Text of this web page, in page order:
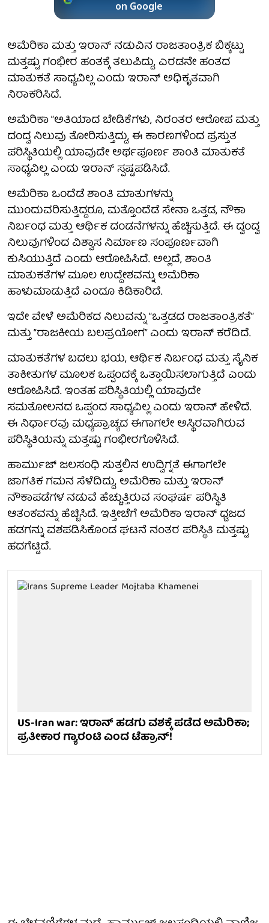
on Google
ಅಮೆರಿಕಾ ಮತ್ತು ಇರಾನ್ ನಡುವಿನ ರಾಜತಾಂತ್ರಿಕ ಬಿಕ್ಕಟ್ಟು
ಮತ್ತಷ್ಟು ಗಂಭೀರ ಹಂತಕ್ಕೆ ತಲುಪಿದ್ದು, ಎರಡನೇ ಹಂತದ
ಮಾತುಕತೆ ಸಾಧ್ಯವಿಲ್ಲ ಎಂದು ಇರಾನ್ ಅಧಿಕೃತವಾಗಿ
ನಿರಾಕರಿಸಿದೆ.
ಅಮೆರಿಕಾ “ಅತಿಯಾದ ಬೇಡಿಕೆಗಳು, ನಿರಂತರ ಆರೋಪ ಮತ್ತು
ದಂದ್ವ ನಿಲುವು ತೋರಿಸುತ್ತಿದ್ದು, ಈ ಕಾರಣಗಳಿಂದ ಪ್ರಸ್ತುತ
ಪರಿಸ್ಥಿತಿಯಲ್ಲಿ ಯಾವುದೇ ಅರ್ಥಪೂರ್ಣ ಶಾಂತಿ ಮಾತುಕತೆ
ಸಾಧ್ಯವಿಲ್ಲ ಎಂದು ಇರಾನ್ ಸ್ಪಷ್ಟಪಡಿಸಿದೆ.
ಅಮೆರಿಕಾ ಒಂದೆಡೆ ಶಾಂತಿ ಮಾತುಗಳನ್ನು
ಮುಂದುವರಿಸುತ್ತಿದ್ದರೂ, ಮತ್ತೊಂದೆಡೆ ಸೇನಾ ಒತ್ತಡ, ನೌಕಾ
ನಿರ್ಬಂಧ ಮತ್ತು ಆರ್ಥಿಕ ದಂಡನೆಗಳನ್ನು ಹೆಚ್ಚಿಸುತ್ತಿದೆ. ಈ ದ್ವಂದ್ವ
ನಿಲುವುಗಳಿಂದ ವಿಶ್ವಾಸ ನಿರ್ಮಾಣ ಸಂಪೂರ್ಣವಾಗಿ
ಕುಸಿಯುತ್ತಿದೆ ಎಂದು ಆರೋಪಿಸಿದೆ. ಅಲ್ಲದೆ, ಶಾಂತಿ
ಮಾತುಕತೆಗಳ ಮೂಲ ಉದ್ದೇಶವನ್ನು ಅಮೆರಿಕಾ
ಹಾಳುಮಾಡುತ್ತಿದೆ ಎಂದೂ ಕಿಡಿಕಾರಿದೆ.
ಇದೇ ವೇಳೆ ಅಮೆರಿಕದ ನಿಲುವನ್ನು “ಒತ್ತಡದ ರಾಜತಾಂತ್ರಿಕತೆ”
ಮತ್ತು “ರಾಜಕೀಯ ಬಲಪ್ರಯೋಗ” ಎಂದು ಇರಾನ್ ಕರೆದಿದೆ.
ಮಾತುಕತೆಗಳ ಬದಲು ಭಯ, ಆರ್ಥಿಕ ನಿರ್ಬಂಧ ಮತ್ತು ಸೈನಿಕ
ತಾಕೀತುಗಳ ಮೂಲಕ ಒಪ್ಪಂದಕ್ಕೆ ಒತ್ತಾಯಿಸಲಾಗುತ್ತಿದೆ ಎಂದು
ಆರೋಪಿಸಿದೆ. ಇಂತಹ ಪರಿಸ್ಥಿತಿಯಲ್ಲಿ ಯಾವುದೇ
ಸಮತೋಲನದ ಒಪ್ಪಂದ ಸಾಧ್ಯವಿಲ್ಲ ಎಂದು ಇರಾನ್ ಹೇಳಿದೆ.
ಈ ನಿರ್ಧಾರವು ಮಧ್ಯಪ್ರಾಚ್ಯದ ಈಗಾಗಲೇ ಅಸ್ಥಿರವಾಗಿರುವ
ಪರಿಸ್ಥಿತಿಯನ್ನು ಮತ್ತಷ್ಟು ಗಂಭೀರಗೊಳಿಸಿದೆ.
ಹಾರ್ಮುಜ್ ಜಲಸಂಧಿ ಸುತ್ತಲಿನ ಉದ್ವಿಗ್ನತೆ ಈಗಾಗಲೇ
ಜಾಗತಿಕ ಗಮನ ಸೆಳೆದಿದ್ದು, ಅಮೆರಿಕಾ ಮತ್ತು ಇರಾನ್
ನೌಕಾಪಡೆಗಳ ನಡುವೆ ಹೆಚ್ಚುತ್ತಿರುವ ಸಂಘರ್ಷ ಪರಿಸ್ಥಿತಿ
ಆತಂಕವನ್ನು ಹೆಚ್ಚಿಸಿದೆ. ಇತ್ತೀಚೆಗೆ ಅಮೆರಿಕಾ ಇರಾನ್ ಧ್ವಜದ
ಹಡಗನ್ನು ವಶಪಡಿಸಿಕೊಂಡ ಘಟನೆ ನಂತರ ಪರಿಸ್ಥಿತಿ ಮತ್ತಷ್ಟು
ಹದಗೆಟ್ಟಿದೆ.
US-Iran war: ಇರಾನ್ ಹಡಗು ವಶಕ್ಕೆ ಪಡೆದ ಅಮೆರಿಕಾ;
ಪ್ರತೀಕಾರ ಗ್ಯಾರಂಟಿ ಎಂದ ಟೆಹ್ರಾನ್!